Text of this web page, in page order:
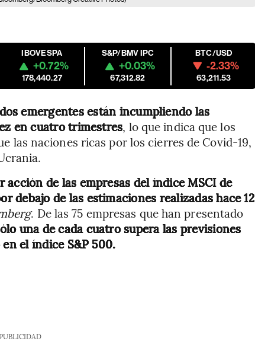
IBOVESPA
+0.72%
178,440.27
S&P/BMV IPC
+0.03%
67,312.82
BTC/USD
-2.33%
63,211.53
emergentes están incumpliendo las
en cuatro trimestres, lo que indica que los
las naciones ricas por los cierres de Covid-19,
de las empresas del índice MSCI de
debajo de las estimaciones realizadas hace 12
. De las 75 empresas que han presentado
una de cada cuatro supera las previsiones
el índice S&P 500.